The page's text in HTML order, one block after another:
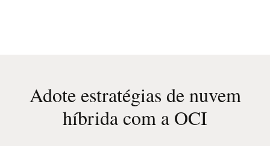
Adote estratégias de nuvem
híbrida com a OCI